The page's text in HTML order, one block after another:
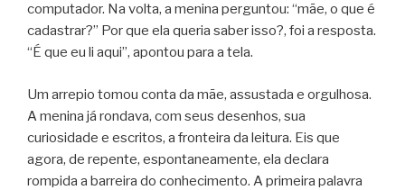
computador. Na volta, a menina perguntou: “mãe, o que é
cadastrar?” Por que ela queria saber isso?, foi a resposta.
“É que eu li aqui”, apontou para a tela.
Um arrepio tomou conta da mãe, assustada e orgulhosa.
A menina já rondava, com seus desenhos, sua
curiosidade e escritos, a fronteira da leitura. Eis que
agora, de repente, espontaneamente, ela declara
rompida a barreira do conhecimento. A primeira palavra